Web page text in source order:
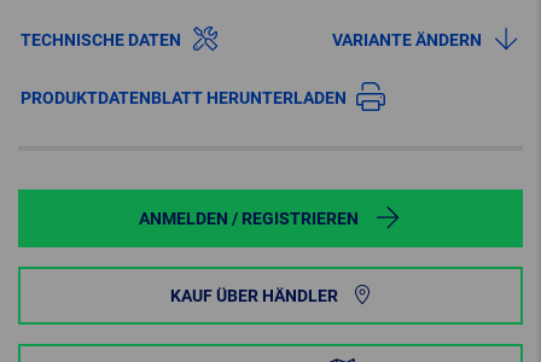
TECHNISCHE DATEN VARIANTE ÄNDERN
PRODUKTDATENBLATT HERUNTERLADEN
ANMELDEN / REGISTRIEREN
KAUF ÜBER HÄNDLER